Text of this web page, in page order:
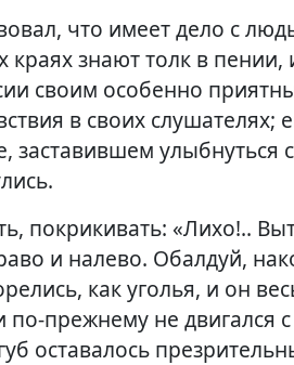
что имеет дело с
краях знают толк в
своим особенно
в своих слушателях;
улыбнуться
покрикивать: «Лихо!..
и налево. Обалдуй,
как уголья, и он
прежнему не двигался с
оставалось